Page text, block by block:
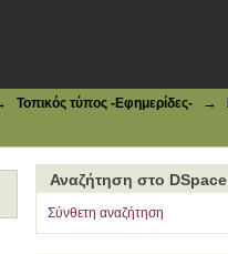
Τοπικός τύπος -Εφημερίδες- →
Αναζήτηση στο DSpace
Σύνθετη αναζήτηση